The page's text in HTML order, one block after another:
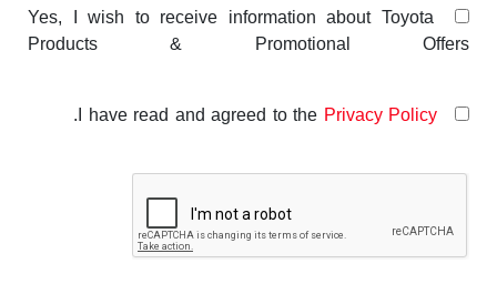
Yes, I wish to receive information about Toyota
Products & Promotional Offers
Privacy Policy
.